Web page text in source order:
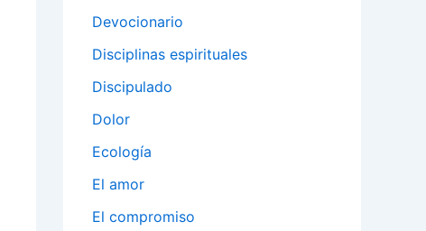
Devocionario
Disciplinas espirituales
Discipulado
Dolor
Ecología
El amor
El compromiso